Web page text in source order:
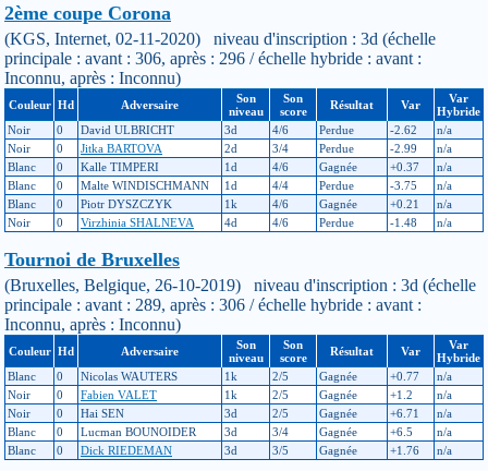
2ème coupe Corona
(KGS, Internet, 02-11-2020) niveau d'inscription : 3d (échelle
principale : avant : 306, après : 296 / échelle hybride : avant :
Inconnu, après : Inconnu)
Couleur Hd Adversaire
Son
niveau
Son
score
Résultat Var
Var
Hybride
Noir
0 David ULBRICHT 3d 4/6 Perdue -2.62
n/a
Noir
0 Jitka BARTOVA 2d 3/4 Perdue -2.99
n/a
Blanc
0 Kalle TIMPERI 1d 4/6 Gagnée +0.37
n/a
Blanc
0 Malte WINDISCHMANN 1d 4/4 Perdue -3.75
n/a
Blanc
0 Piotr DYSZCZYK 1k 4/6 Gagnée +0.21
n/a
Noir
0 Virzhinia SHALNEVA 4d 4/6 Perdue -1.48 n/a
Tournoi de Bruxelles
(Bruxelles, Belgique, 26-10-2019) niveau d'inscription : 3d (échelle
principale : avant : 289, après : 306 / échelle hybride : avant :
Inconnu, après : Inconnu)
Couleur Hd Adversaire
Son
niveau
Son
score
Résultat Var
Var
Hybride
Blanc
0 Nicolas WAUTERS 1k 2/5 Gagnée +0.77
n/a
Noir
0 Fabien VALET 1k 2/5 Gagnée +1.2
n/a
Noir
0 Hai SEN 3d 2/5 Gagnée +6.71
n/a
Blanc
0 Lucman BOUNOIDER 3d 3/4 Gagnée +6.5
n/a
Blanc
0 Dick RIEDEMAN 3d 3/5 Gagnée +1.76 n/a